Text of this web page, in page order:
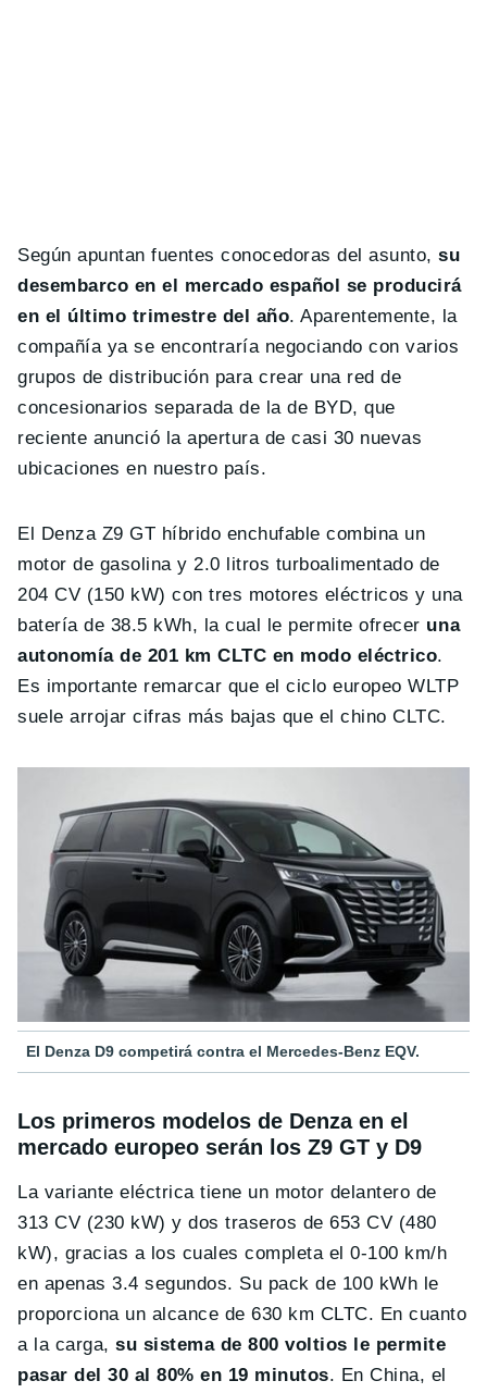
Según apuntan fuentes conocedoras del asunto,su
desembarco en el mercado español se producirá
en el último trimestre del año. Aparentemente, la
compañía ya se encontraría negociando con varios
grupos de distribución para crear una red de
concesionarios separada de la de BYD, que
reciente anunció la apertura de casi 30 nuevas
ubicaciones en nuestro país.
El Denza Z9 GT híbrido enchufable combina un
motor de gasolina y 2.0 litros turboalimentado de
204 CV (150 kW) con tres motores eléctricos y una
batería de 38.5 kWh, la cual le permite ofrecer una
autonomía de 201 km CLTC en modo eléctrico.
Es importante remarcar que el ciclo europeo WLTP
suele arrojar cifras más bajas que el chino CLTC.
El Denza D9 competirá contra el Mercedes-Benz EQV.
Los primeros modelos de Denza en el
mercado europeo serán los Z9 GT y D9
La variante eléctrica tiene un motor delantero de
313 CV (230 kW) y dos traseros de 653 CV (480
kW), gracias a los cuales completa el 0-100 km/h
en apenas 3.4 segundos. Su pack de 100 kWh le
proporciona un alcance de 630 km CLTC. En cuanto
a la carga,su sistema de 800 voltios le permite
pasar del 30 al 80% en 19 minutos. En China, el